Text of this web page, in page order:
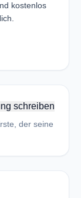
kostenlos
schreiben
der seine